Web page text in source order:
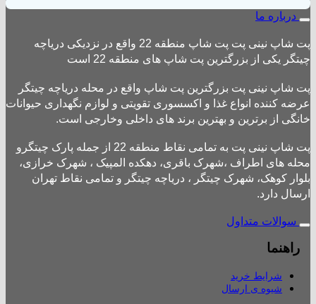
درباره ما
پت شاپ نینی پت پت شاپ منطقه 22 واقع در نزدیکی دریاچه
چیتگر یکی از بزرگترین پت شاپ های منطقه 22 است
پت شاپ نینی پت بزرگترین پت شاپ واقع در محله دریاچه چیتگر
عرضه کننده انواع غذا و اکسسوری تقویتی و لوازم نگهداری حیوانات
خانگی از برترین و بهترین برند های داخلی وخارجی است.
پت شاپ نینی پت به تمامی نقاط منطقه 22 از جمله پارک چیتگرو
محله های اطراف ،شهرک باقری، دهکده المپیک ، شهرک خرازی،
بلوار کوهک، شهرک چیتگر ، دریاچه چیتگر و تمامی نقاط تهران
ارسال دارد.
سوالات متداول
راهنما
شرایط خرید
شیوه ی ارسال